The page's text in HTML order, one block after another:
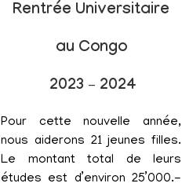
Rentrée Universitaire
au Congo
2023 – 2024
Pour cette nouvelle année,
nous aiderons 21 jeunes filles.
Le montant total de leurs
études est d’environ 25’000.-